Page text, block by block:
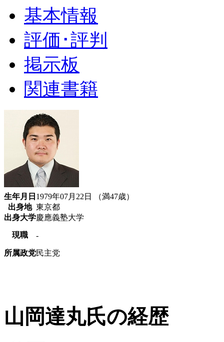
基本情報
評価･評判
掲示板
関連書籍
生年月日 1979年07月22日 （満47歳）
出身地 東京都
出身大学慶應義塾大学
現職 -
所属政党民主党
山岡達丸氏の経歴